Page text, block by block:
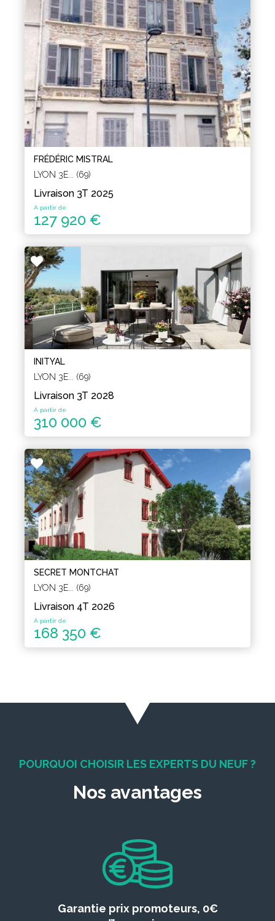
FRÉDÉRIC MISTRAL
LYON 3E... (69)
Livraison 3T 2025
A partir de
127 920 €
INITYAL
LYON 3E... (69)
Livraison 3T 2028
A partir de
310 000 €
SECRET MONTCHAT
LYON 3E... (69)
Livraison 4T 2026
A partir de
168 350 €
POURQUOI CHOISIR LES EXPERTS DU NEUF ?
Nos avantages
Garantie prix promoteurs, 0€